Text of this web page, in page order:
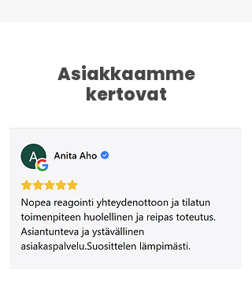
Asiakkaamme
kertovat